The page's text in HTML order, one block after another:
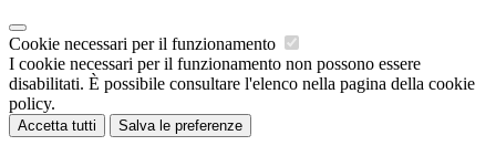
Cookie necessari per il funzionamento
I cookie necessari per il funzionamento non possono essere
disabilitati. È possibile consultare l'elenco nella pagina della cookie
policy.
Accetta tutti Salva le preferenze